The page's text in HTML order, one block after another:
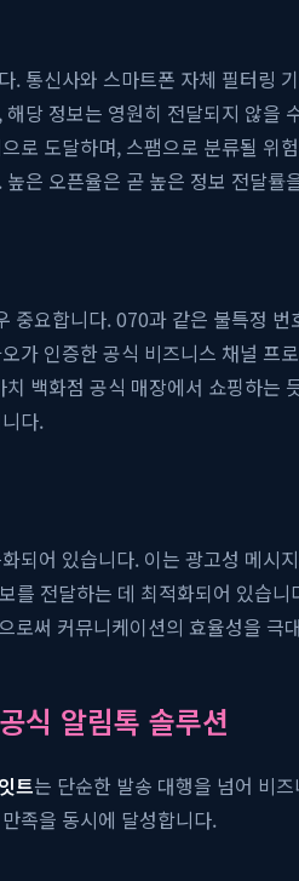
통신사와 스마트폰 자체 필터링
당 정보는 영원히 전달되지 않을
로 도달하며, 스팸으로 분류될
은 오픈율은 곧 높은 정보 전달
중요합니다. 070과 같은 불특정
가 인증한 공식 비즈니스 채널
백화점 공식 매장에서 쇼핑하는
다.
되어 있습니다. 이는 광고성 메
를 전달하는 데 최적화되어 있습
로써 커뮤니케이션의 효율성을
식 알림톡 솔루션
트는 단순한 발송 대행을 넘어 비
족을 동시에 달성합니다.